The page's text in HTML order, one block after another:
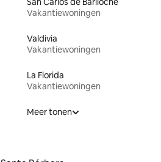
Vakantiewoningen
Valdivia
Vakantiewoningen
La Florida
Vakantiewoningen
Meer tonen